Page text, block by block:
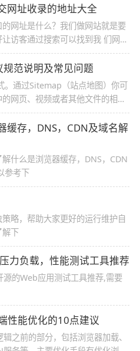
,确保优化措施落地并被用户反
网址收录的地址大全
网址是什么？我们做网站就是要
访客通过搜索可以找到我 们网
到自己推广的目的。以下的搜索
，省去了站长寻找提交入口的麻
范说明及常见问题
通过Sitemap（站点地图）你可
网页、视频或者其他文件的相关
理解你的站点。格式正确的
搜索引擎更高效地抓取你的网
缓存，DNS，CDN及域名解
什么是浏览器缓存，DNS，CDN
参考下
略，帮助大家更好的运行维护自
解下
力负载，性能测试工具推荐
的Web应用测试工具推荐,需要
性能优化的10点建议
之前的部分，包括浏览器加载、